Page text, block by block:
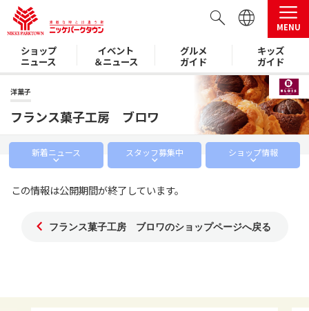
MENU
ショップ
ニュース
イベント
＆ニュース
グルメ
ガイド
キッズ
ガイド
洋菓子
フランス菓子工房 ブロワ
新着ニュース スタッフ募集中 ショップ情報
この情報は公開期間が終了しています。
フランス菓子工房 ブロワのショップページへ戻る